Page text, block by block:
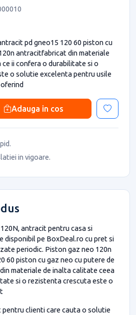
pd gneo15 120 60 piston cu
antracitfabricat din materiale
ii confera o durabilitate si o
o solutie excelenta pentru usile
Adauga in cos
in vigoare.
antracit pentru casa si
disponibil pe BoxDeal.ro cu pret si
periodic. Piston gaz neo 120n
60 piston cu gaz neo cu putere de
materiale de inalta calitate ceea
si o rezistenta crescuta este o
clienti care cauta o solutie